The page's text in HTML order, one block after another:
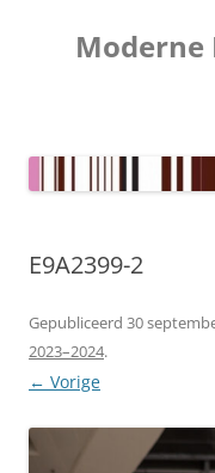
inhoudModerne
E9A2399-2
Gepubliceerd 30
2023–2024.
← Vorige